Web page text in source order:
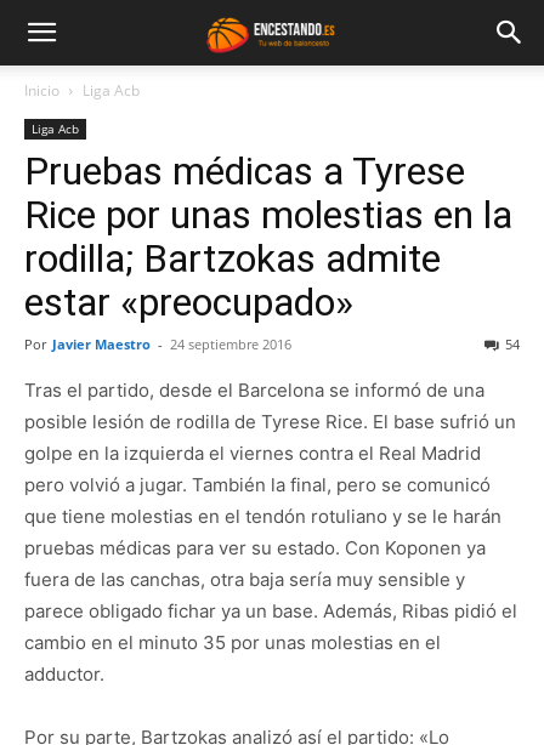
Inicio Liga Acb
Liga Acb
Pruebas médicas a Tyrese
Rice por unas molestias en la
rodilla; Bartzokas admite
estar «preocupado»
Por Javier Maestro - 24 septiembre 2016 54
Tras el partido, desde el Barcelona se informó de una
posible lesión de rodilla de Tyrese Rice. El base sufrió un
golpe en la izquierda el viernes contra el Real Madrid
pero volvió a jugar. También la final, pero se comunicó
que tiene molestias en el tendón rotuliano y se le harán
pruebas médicas para ver su estado. Con Koponen ya
fuera de las canchas, otra baja sería muy sensible y
parece obligado fichar ya un base. Además, Ribas pidió el
cambio en el minuto 35 por unas molestias en el
adductor.
Por su parte, Bartzokas analizó así el partido: «Lo